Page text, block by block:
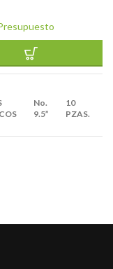
No.
9.5”
10
PZAS.